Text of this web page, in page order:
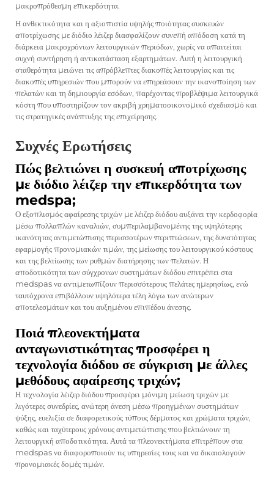
μακροπρόθεσμη επικερδότητα.
Η ανθεκτικότητα και η αξιοπιστία υψηλής ποιότητας συσκευών
αποτρίχωσης με διόδιο λέιζερ διασφαλίζουν συνεπή απόδοση κατά τη
διάρκεια μακροχρόνιων λειτουργικών περιόδων, χωρίς να απαιτείται
συχνή συντήρηση ή αντικατάσταση εξαρτημάτων. Αυτή η λειτουργική
σταθερότητα μειώνει τις απρόβλεπτες διακοπές λειτουργίας και τις
διακοπές υπηρεσιών που μπορούν να επηρεάσουν την ικανοποίηση των
πελατών και τη δημιουργία εσόδων, παρέχοντας προβλέψιμα λειτουργικά
κόστη που υποστηρίζουν τον ακριβή χρηματοοικονομικό σχεδιασμό και
τις στρατηγικές ανάπτυξης της επιχείρησης.
Συχνές Ερωτήσεις
Πώς βελτιώνει η συσκευή αποτρίχωσης
με διόδιο λέιζερ την επικερδότητα των
medspa;
Ο εξοπλισμός αφαίρεσης τριχών με λέιζερ διόδου αυξάνει την κερδοφορία
μέσω πολλαπλών καναλιών, συμπεριλαμβανομένης της υψηλότερης
ικανότητας αντιμετώπισης περισσοτέρων περιπτώσεων, της δυνατότητας
εφαρμογής προνομιακών τιμών, της μείωσης του λειτουργικού κόστους
και της βελτίωσης των ρυθμών διατήρησης των πελατών. Η
αποδοτικότητα των σύγχρονων συστημάτων διόδου επιτρέπει στα
medspas να αντιμετωπίζουν περισσότερους πελάτες ημερησίως, ενώ
ταυτόχρονα επιβάλλουν υψηλότερα τέλη λόγω των ανώτερων
αποτελεσμάτων και του αυξημένου επιπέδου άνεσης.
Ποιά πλεονεκτήματα
ανταγωνιστικότητας προσφέρει η
τεχνολογία διόδου σε σύγκριση με άλλες
μεθόδους αφαίρεσης τριχών;
Η τεχνολογία λέιζερ διόδου προσφέρει μόνιμη μείωση τριχών με
λιγότερες συνεδρίες, ανώτερη άνεση μέσω προηγμένων συστημάτων
ψύξης, ευελιξία σε διαφορετικούς τύπους δέρματος και χρώματα τριχών,
καθώς και ταχύτερους χρόνους αντιμετώπισης που βελτιώνουν τη
λειτουργική αποδοτικότητα. Αυτά τα πλεονεκτήματα επιτρέπουν στα
medspas να διαφοροποιούν τις υπηρεσίες τους και να δικαιολογούν
προνομιακές δομές τιμών.